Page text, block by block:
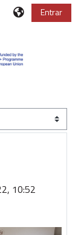
Entrar
10:52